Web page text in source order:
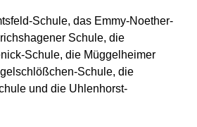
Schule, das Emmy-Noether-
Schule, die
Schule, die Müggelheimer
Schule, die
und die Uhlenhorst-